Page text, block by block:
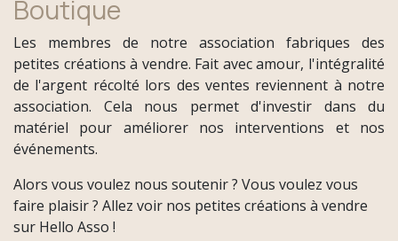
Boutique
Les membres de notre association fabriques des
petites créations à vendre. Fait avec amour, l'intégralité
de l'argent récolté lors des ventes reviennent à notre
association. Cela nous permet d'investir dans du
matériel pour améliorer nos interventions et nos
événements.
Alors vous voulez nous soutenir ? Vous voulez vous
faire plaisir ? Allez voir nos petites créations à vendre
sur Hello Asso !